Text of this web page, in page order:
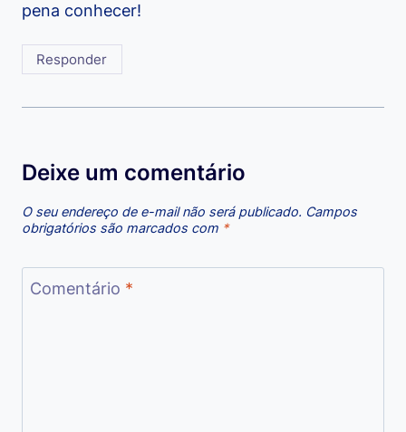
pena conhecer!
Responder
Deixe um comentário
O seu endereço de e-mail não será publicado. Campos
obrigatórios são marcados com *
Comentário *